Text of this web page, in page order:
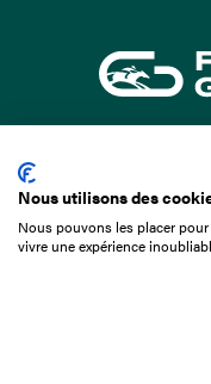
01 49 10 20
Nous utilisons des
Nous pouvons les placer
vivre une expérience